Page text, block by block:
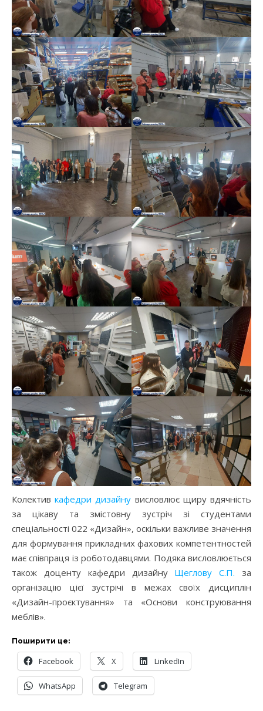
Колективкафедри дизайну висловлює щиру вдячність
за цікаву та змістовну зустріч зі студентами
спеціальності 022 «Дизайн», оскільки важливе значення
для формування прикладних фахових компетентностей
має співпраця із роботодавцями. Подяка висловлюється
також доценту кафедри дизайну Щеглову С.П. за
організацію цієї зустрічі в межах своїх дисциплін
«Дизайн-проєктування» та «Основи конструювання
меблів».
Поширити це:
Facebook X LinkedIn
WhatsApp Telegram